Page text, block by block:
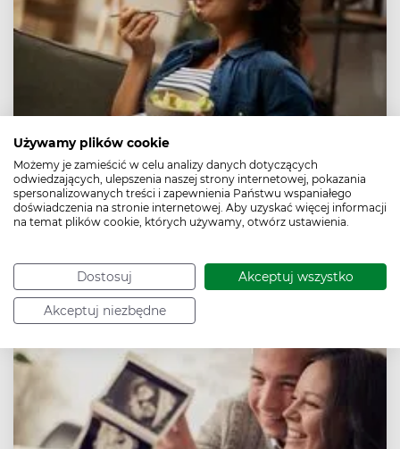
Używamy plików cookie
Możemy je zamieścić w celu analizy danych dotyczących
odwiedzających, ulepszenia naszej strony internetowej, pokazania
spersonalizowanych treści i zapewnienia Państwu wspaniałego
doświadczenia na stronie internetowej. Aby uzyskać więcej informacji
na temat plików cookie, których używamy, otwórz ustawienia.
Dostosuj Akceptuj wszystko
Akceptuj niezbędne
4. miesiąc ciąży
Czwarty miesiąc ciąży obejmuje tygodnie od 14. do 17. i
jest pierwszym miesiącem z II trymestru ciąży. Ustępują
niewielki ciążowy brzuszek. Dziecko intensywnie się
rozwija, może łapać pępowinę, a nawet się uśmiechać.